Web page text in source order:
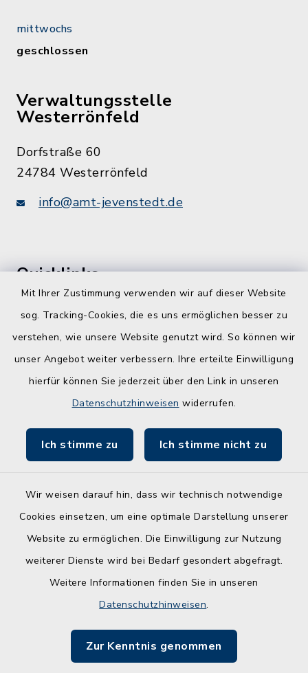
Mit Ihrer Zustimmung verwenden wir auf dieser Website
sog. Tracking-Cookies, die es uns ermöglichen besser zu
verstehen, wie unsere Website genutzt wird. So können wir
unser Angebot weiter verbessern. Ihre erteilte Einwilligung
hierfür können Sie jederzeit über den Link in unseren
Datenschutzhinweisen widerrufen.
Ich stimme zu Ich stimme nicht zu
Wir weisen darauf hin, dass wir technisch notwendige
Cookies einsetzen, um eine optimale Darstellung unserer
Website zu ermöglichen. Die Einwilligung zur Nutzung
weiterer Dienste wird bei Bedarf gesondert abgefragt.
Weitere Informationen finden Sie in unseren
Datenschutzhinweisen.
Zur Kenntnis genommen
mittwochs
geschlossen
Verwaltungsstelle
Westerrönfeld
Dorfstraße 60
24784 Westerrönfeld
info@amt-jevenstedt.de
Quicklinks
Schule am Ochsenweg
ZBmSH
Entwicklungsagentur für den Lebens- und
Kontakt
Leichte Sprache
Impressum